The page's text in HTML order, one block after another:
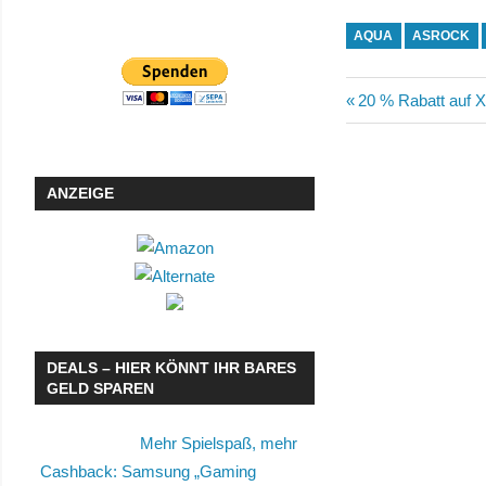
AQUA ASROCK
Vorheriger
Beitrag:
20 % Rabatt auf
ANZEIGE
DEALS – HIER KÖNNT IHR BARES
GELD SPAREN
Mehr Spielspaß, mehr
Cashback: Samsung „Gaming